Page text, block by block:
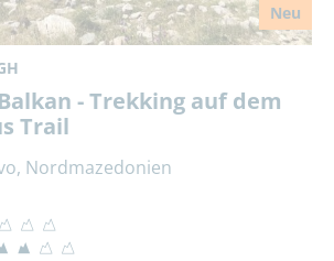
Neu
- Trekking auf dem
Trail
Nordmazedonien